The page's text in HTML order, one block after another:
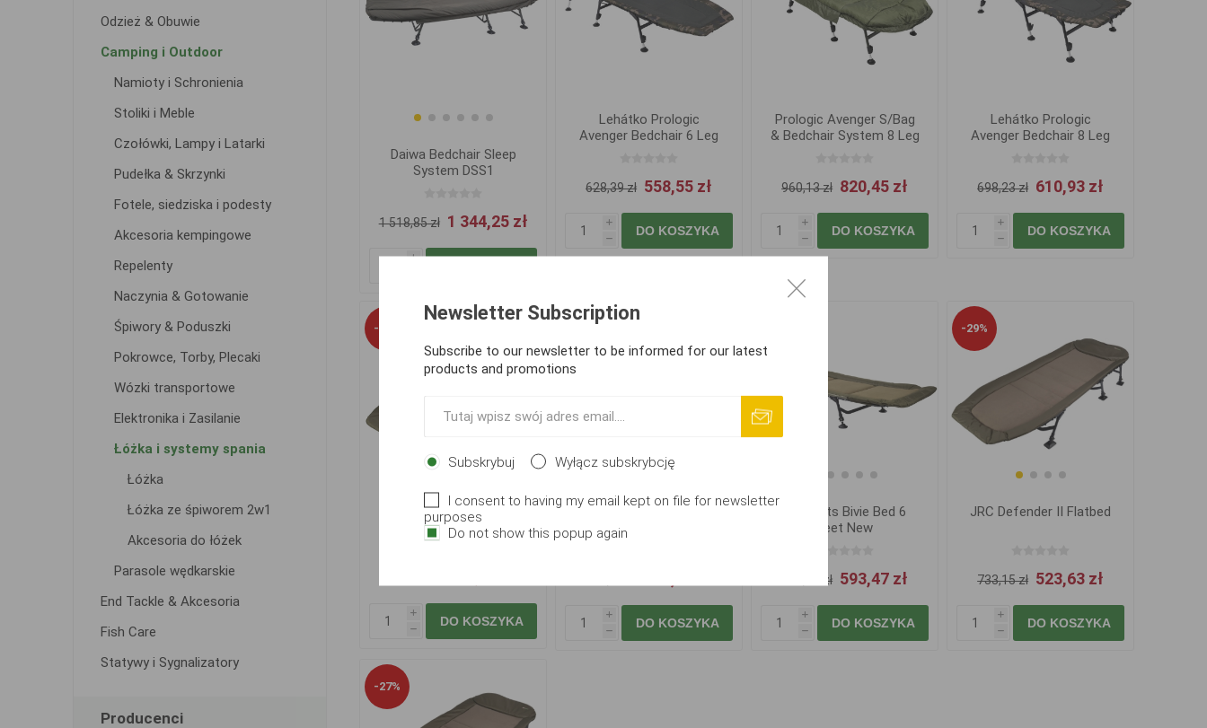
Daiwa Bedchair Sleep
System DSS1
1 518,85 zł 1 344,25 zł
i
Lehátko Prologic
Avenger Bedchair 6 Leg
628,39 zł 558,55 zł
i
h
DO KOSZYKA
Prologic Avenger S/Bag
& Bedchair System 8 Leg
960,13 zł 820,45 zł
i
h
DO KOSZYKA
Lehátko Prologic
Avenger Bedchair 8 Leg
698,23 zł 610,93 zł
i
h
DO KOSZYKA
-32%
JRC Defender II Lite
Bedchair
i
h
DO KOSZYKA
-10%
Starbaits Bivvy Bedchair
8 Feet New
i
h
DO KOSZYKA
Starbaits Bivie Bed 6
Feet New
680,77 zł 593,47 zł
i
h
DO KOSZYKA
-29%
JRC Defender II Flatbed
733,15 zł 523,63 zł
i
h
DO KOSZYKA
-27%
Odzież & Obuwie
Camping i Outdoor
Namioty i Schronienia
Stoliki i Meble
Czołówki, Lampy i Latarki
Pudełka & Skrzynki
Fotele, siedziska i podesty
Akcesoria kempingowe
Repelenty
Naczynia & Gotowanie
Śpiwory & Poduszki
Pokrowce, Torby, Plecaki
Wózki transportowe
Elektronika i Zasilanie
Łóżka i systemy spania
Łóżka
Łóżka ze śpiworem 2w1
Akcesoria do łóżek
Parasole wędkarskie
End Tackle & Akcesoria
Fish Care
Statywy i Sygnalizatory
Producenci
Newsletter Subscription
Subscribe to our newsletter to be informed for our latest
products and promotions
Subskrybuj Wyłącz subskrybcję
I consent to having my email kept on file for newsletter
purposes
Do not show this popup again